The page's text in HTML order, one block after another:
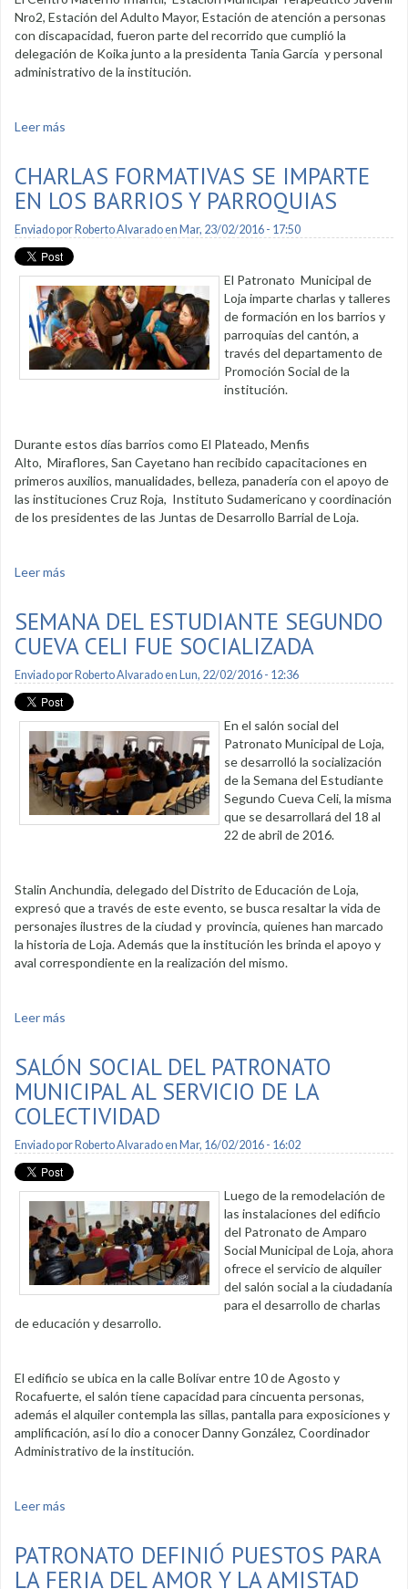
Nro2, Estación del Adulto Mayor, Estación de atención a personas
con discapacidad, fueron parte del recorrido que cumplió la
delegación de Koika junto a la presidenta Tania García y personal
administrativo de la institución.
Leer más
CHARLAS FORMATIVAS SE IMPARTE
EN LOS BARRIOS Y PARROQUIAS
Enviado por Roberto Alvaradoen Mar, 23/02/2016 - 17:50
El Patronato Municipal de
Loja imparte charlas y talleres
de formación en los barrios y
parroquias del cantón, a
través del departamento de
Promoción Social de la
institución.
Durante estos días barrios como El Plateado, Menfis
Alto, Miraflores, San Cayetano han recibido capacitaciones en
primeros auxilios, manualidades, belleza, panadería con el apoyo de
las instituciones Cruz Roja, Instituto Sudamericano y coordinación
de los presidentes de las Juntas de Desarrollo Barrial de Loja.
Leer más
SEMANA DEL ESTUDIANTE SEGUNDO
CUEVA CELI FUE SOCIALIZADA
Enviado por Roberto Alvaradoen Lun, 22/02/2016 - 12:36
En el salón social del
Patronato Municipal de Loja,
se desarrolló la socialización
de la Semana del Estudiante
Segundo Cueva Celi, la misma
que se desarrollará del 18 al
22 de abril de 2016.
Stalin Anchundia, delegado del Distrito de Educación de Loja,
expresó que a través de este evento, se busca resaltar la vida de
personajes ilustres de la ciudad y provincia, quienes han marcado
la historia de Loja. Además que la institución les brinda el apoyo y
aval correspondiente en la realización del mismo.
Leer más
SALÓN SOCIAL DEL PATRONATO
MUNICIPAL AL SERVICIO DE LA
COLECTIVIDAD
Enviado por Roberto Alvaradoen Mar, 16/02/2016 - 16:02
Luego de la remodelación de
las instalaciones del edificio
del Patronato de Amparo
Social Municipal de Loja, ahora
ofrece el servicio de alquiler
del salón social a la ciudadanía
para el desarrollo de charlas
de educación y desarrollo.
El edificio se ubica en la calle Bolívar entre 10 de Agosto y
Rocafuerte, el salón tiene capacidad para cincuenta personas,
además el alquiler contempla las sillas, pantalla para exposiciones y
amplificación, así lo dio a conocer Danny González, Coordinador
Administrativo de la institución.
Leer más
PATRONATO DEFINIÓ PUESTOS PARA
LA FERIA DEL AMOR Y LA AMISTAD